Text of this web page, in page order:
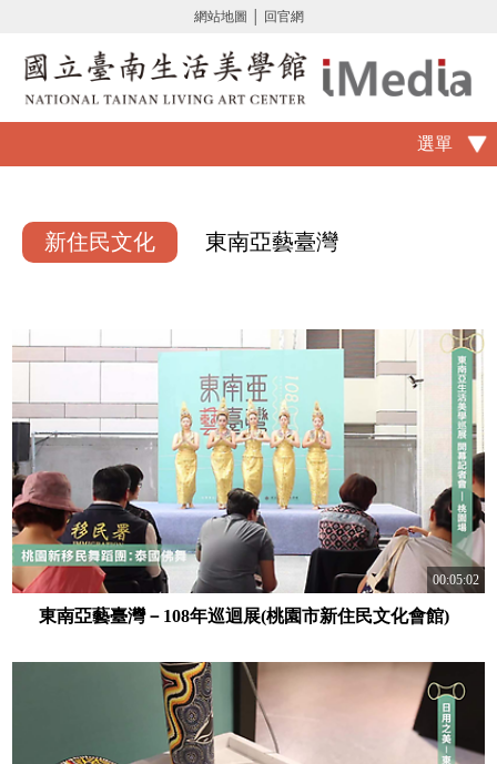
網站地圖 回官網
選單
新住民文化 東南亞藝臺灣
00:05:02
東南亞藝臺灣－108年巡迴展(桃園市新住民文化會館)